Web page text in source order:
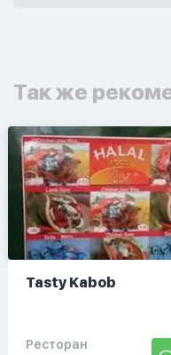
Так же
Tasty Kabob
Ресторан